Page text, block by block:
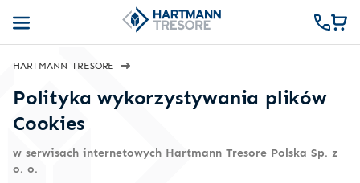
HARTMANN TRESORE
Polityka wykorzystywania plików
Cookies
w serwisach internetowych Hartmann Tresore Polska Sp. z
o. o.